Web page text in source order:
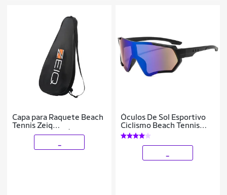
Capa para Raquete Beach
Tennis Zeiq
Cor:;Tamanho:Único;Gênero:Unissex
Óculos De Sol Esportivo
Ciclismo Beach Tennis
Corrida UV400